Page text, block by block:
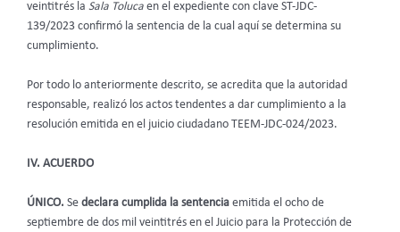
veintitrés la Sala Toluca en el expediente con clave ST-JDC-
139/2023 confirmó la sentencia de la cual aquí se determina su
cumplimiento.
Por todo lo anteriormente descrito, se acredita que la autoridad
responsable, realizó los actos tendentes a dar cumplimiento a la
resolución emitida en el juicio ciudadano TEEM-JDC-024/2023.
IV. ACUERDO
ÚNICO. Se declara cumplida la sentencia emitida el ocho de
septiembre de dos mil veintitrés en el Juicio para la Protección de